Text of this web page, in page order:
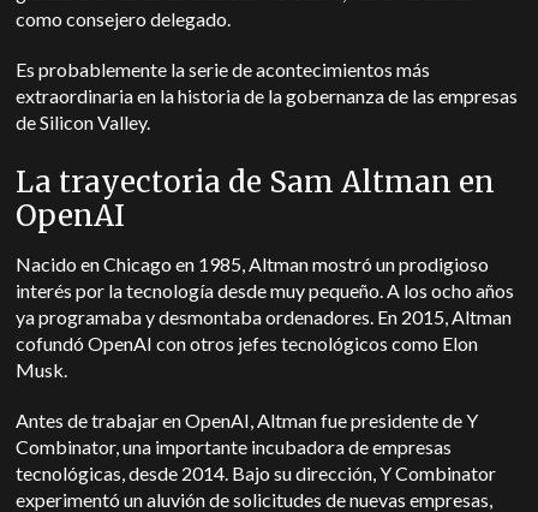
como consejero delegado.
Es probablemente la serie de acontecimientos más
extraordinaria en la historia de la gobernanza de las empresas
de Silicon Valley.
La trayectoria de Sam Altman en
OpenAI
Nacido en Chicago en 1985, Altman mostró un prodigioso
interés por la tecnología desde muy pequeño. A los ocho años
ya programaba y desmontaba ordenadores. En 2015, Altman
cofundó OpenAI con otros jefes tecnológicos como Elon
Musk.
Antes de trabajar en OpenAI, Altman fue presidente de Y
Combinator, una importante incubadora de empresas
tecnológicas, desde 2014. Bajo su dirección, Y Combinator
experimentó un aluvión de solicitudes de nuevas empresas,